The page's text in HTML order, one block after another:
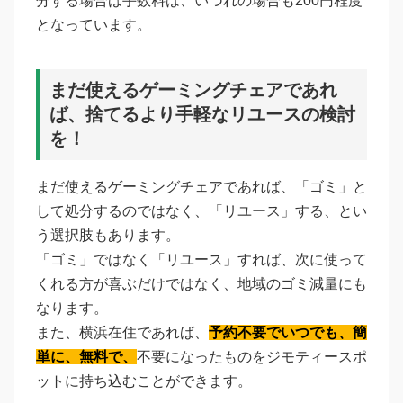
となっています。
まだ使えるゲーミングチェアであれ
ば、捨てるより手軽なリユースの検討
を！
まだ使えるゲーミングチェアであれば、「ゴミ」と
して処分するのではなく、「リユース」する、とい
う選択肢もあります。
「ゴミ」ではなく「リユース」すれば、次に使って
くれる方が喜ぶだけではなく、地域のゴミ減量にも
なります。
また、横浜在住であれば、 予約不要でいつでも、簡
単に、無料で、 不要になったものをジモティースポ
ットに持ち込むことができます。